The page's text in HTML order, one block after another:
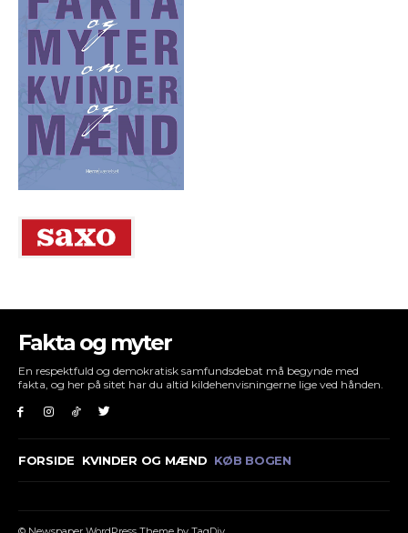
Fakta og myter
En respektfuld og demokratisk samfundsdebat må begynde med
fakta, og her på sitet har du altid kildehenvisningerne lige ved hånden.
FORSIDE KVINDER OG MÆND KØB BOGEN